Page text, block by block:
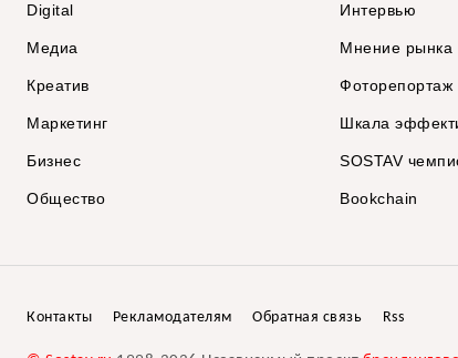
Digital
Медиа
Креатив
Маркетинг
Бизнес
Общество
Интервью
Мнение рынка
Фоторепортаж
Шкала
SOSTAV
Bookchain
Контакты Рекламодателям Обратная связь Rss